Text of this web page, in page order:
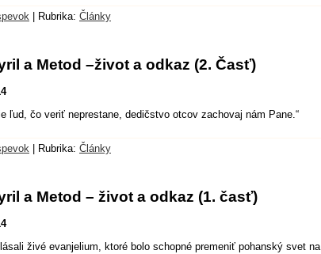
Rubrika: Články
a Metod –život a odkaz (2. Časť)
ľud, čo veriť neprestane, dedičstvo otcov zachovaj nám Pane.“
Rubrika: Články
a Metod – život a odkaz (1. časť)
živé evanjelium, ktoré bolo schopné premeniť pohanský svet na